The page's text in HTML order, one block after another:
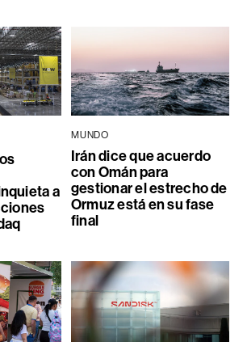
a
MUNDO
Irán dice que acuerdo
con Omán para
gestionar el estrecho de
Ormuz está en su fase
final